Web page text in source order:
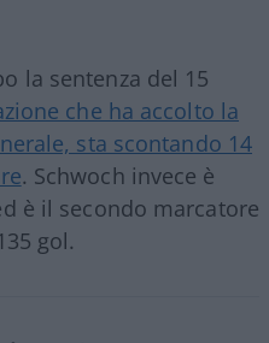
la sentenza del 15
che ha accolto la
sta scontando 14
. Schwoch invece è
è il secondo marcatore
gol.